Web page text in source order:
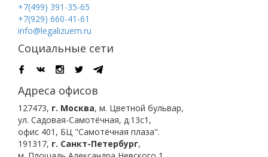
+7(499) 391-35-65
+7(929) 660-41-61
info@legalizuem.ru
Социальные сети
Адреса офисов
127473, г. Москва, м. Цветной бульвар,
ул. Садовая-Самотёчная, д.13с1,
офис 401, БЦ "Самотёчная плаза".
191317, г. Санкт-Петербург,